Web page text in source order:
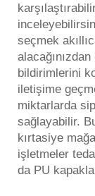
seçmek
bildirimlerini
iletişime
miktarlarda
sağlayabilir.
kırtasiye
işletmeler
da PU